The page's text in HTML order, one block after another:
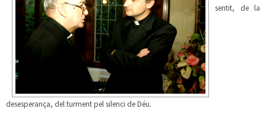
sentit, de la
desesperança, del turment pel silenci de Déu.